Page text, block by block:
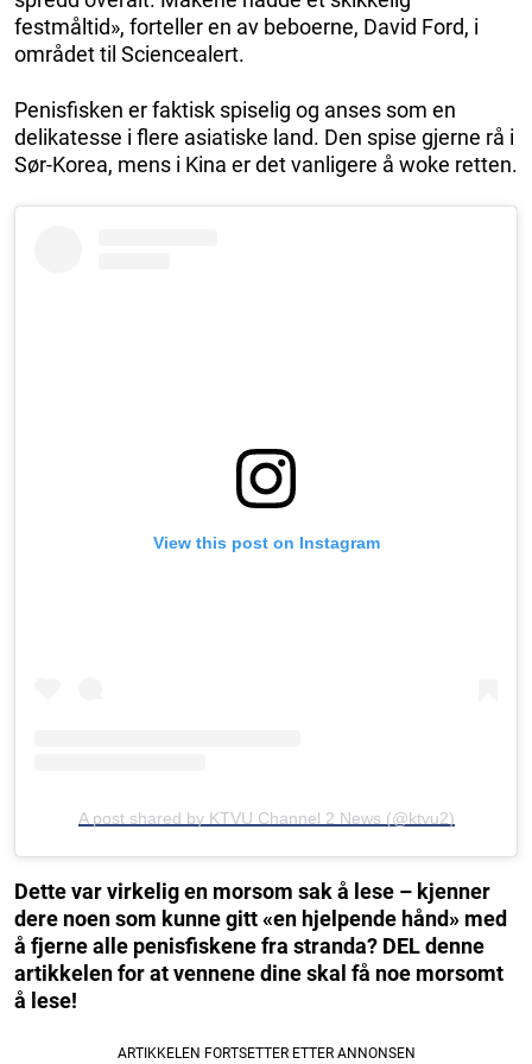
festmåltid», forteller en av beboerne, David Ford, i
området til Sciencealert.
Penisfisken er faktisk spiselig og anses som en
delikatesse i flere asiatiske land. Den spise gjerne rå i
Sør-Korea, mens i Kina er det vanligere å woke retten.
View this post on Instagram
A post shared by KTVU Channel 2 News (@ktvu2)
Dette var virkelig en morsom sak å lese – kjenner
dere noen som kunne gitt «en hjelpende hånd» med
å fjerne alle penisfiskene fra stranda? DEL denne
artikkelen for at vennene dine skal få noe morsomt
å lese!